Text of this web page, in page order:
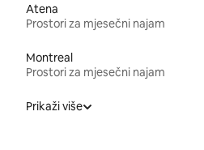
Atena
Prostori za mjesečni najam
Montreal
Prostori za mjesečni najam
Prikaži više